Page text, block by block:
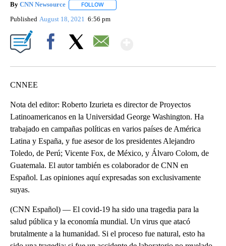
By CNN Newsource FOLLOW
Published August 18, 2021 6:56 pm
CNNEE
Nota del editor: Roberto Izurieta es director de Proyectos
Latinoamericanos en la Universidad George Washington. Ha
trabajado en campañas políticas en varios países de América
Latina y España, y fue asesor de los presidentes Alejandro
Toledo, de Perú; Vicente Fox, de México, y Álvaro Colom, de
Guatemala. El autor también es colaborador de CNN en
Español. Las opiniones aquí expresadas son exclusivamente
suyas.
(CNN Español) — El covid-19 ha sido una tragedia para la
salud pública y la economía mundial. Un virus que atacó
brutalmente a la humanidad. Si el proceso fue natural, esto ha